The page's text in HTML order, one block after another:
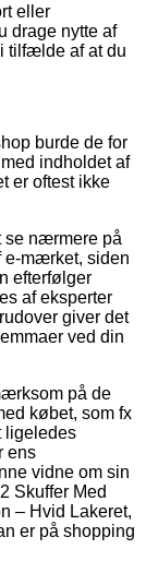
eller
drage nytte af
tilfælde af at du
burde de for
indholdet af
er oftest ikke
se nærmere på
e-mærket, siden
efterfølger
af eksperter
giver det
ved din
på de
købet, som fx
ligeledes
ens
vidne om sin
Skuffer Med
– Hvid Lakeret,
er på shopping